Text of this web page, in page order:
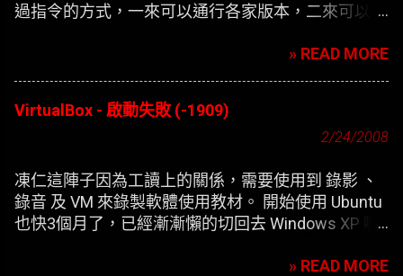
過指令的方式，一來可以通行各家版本，二來可以在
» READ MORE
VirtualBox - 啟動失敗 (-1909)
2/24/2008
凍仁這陣子因為工讀上的關係，需要使用到 錄影 、
錄音 及 VM 來錄製軟體使用教材。 開始使用 Ubuntu
也快3個月了，已經漸漸懶的切回去 Windows XP 啊
案。 一開始要安裝 VirtualBox 凍仁是使用應用程式選
» READ MORE